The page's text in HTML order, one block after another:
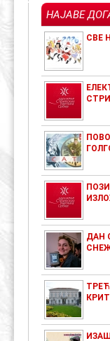
НАЈАВЕ
СВЕ
ДАН